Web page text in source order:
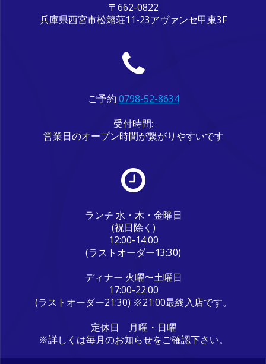
〒662-0822
兵庫県西宮市松籟荘11-23アヴァンセ甲東3F
ご予約 0798-52-8634
受付時間:
営業日のオープン時間が繋がりやすいです
ランチ 水・木・金曜日
(祝日除く)
12:00-14:00
(ラストオーダー13:30)
ディナー 火曜〜土曜日
17:00-22:00
(ラストオーダー21:30) ※21:00最終入店です。
定休日 月曜・日曜
※詳しくは毎月のお知らせをご確認下さい。